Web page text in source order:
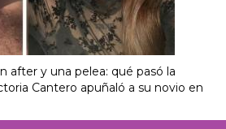
after y una pelea: qué pasó la
Cantero apuñaló a su novio en